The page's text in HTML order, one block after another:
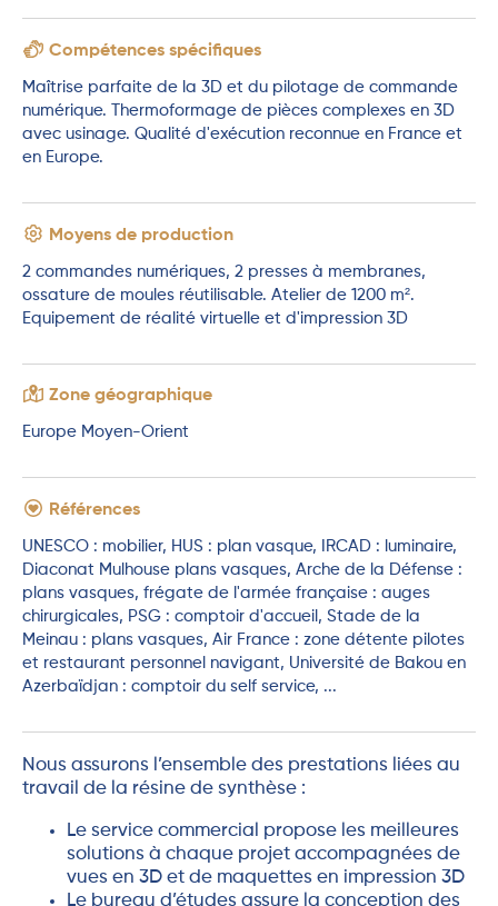
Compétences spécifiques
Maîtrise parfaite de la 3D et du pilotage de commande
numérique. Thermoformage de pièces complexes en 3D
avec usinage. Qualité d'exécution reconnue en France et
en Europe.
Moyens de production
2 commandes numériques, 2 presses à membranes,
ossature de moules réutilisable. Atelier de 1200 m².
Equipement de réalité virtuelle et d'impression 3D
Zone géographique
Europe Moyen-Orient
Références
UNESCO : mobilier, HUS : plan vasque, IRCAD : luminaire,
Diaconat Mulhouse plans vasques, Arche de la Défense :
plans vasques, frégate de l'armée française : auges
chirurgicales, PSG : comptoir d'accueil, Stade de la
Meinau : plans vasques, Air France : zone détente pilotes
et restaurant personnel navigant, Université de Bakou en
Azerbaïdjan : comptoir du self service, ...
Nous assurons l’ensemble des prestations liées au
travail de la résine de synthèse :
Le service commercial propose les meilleures
solutions à chaque projet accompagnées de
vues en 3D et de maquettes en impression 3D
Le bureau d’études assure la conception des